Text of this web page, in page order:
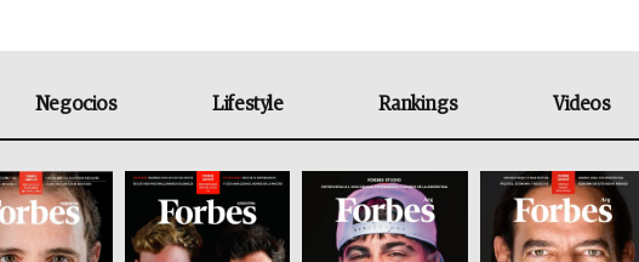
Negocios Lifestyle Rankings Videos